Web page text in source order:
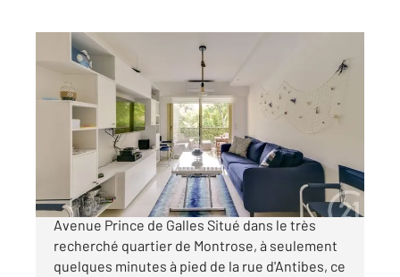
CANNES 06
36 m2, 2 pièces
Ref : 52343
Appartement à vendre
290 000 €
Cannes Secteur résidentiel de Montrose /
Avenue Prince de Galles Situé dans le très
recherché quartier de Montrose, à seulement
quelques minutes à pied de la rue d'Antibes, ce